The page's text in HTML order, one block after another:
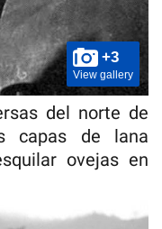
+3
View gallery
del norte de
capas de lana
ovejas en